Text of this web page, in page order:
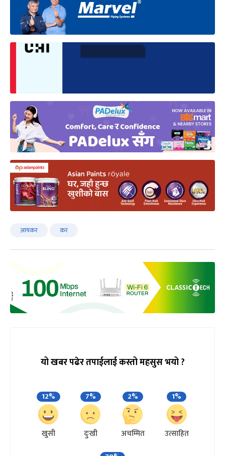
आयकर कर
यो खबर पढेर तपाईलाई कस्तो महसुस भयो ?
12%
खुसी
7%
दुःखी
2%
अचम्मित
1%
उत्साहित